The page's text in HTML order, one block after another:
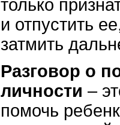
только
и отпустить
затмить
Разговор о
личности –
помочь